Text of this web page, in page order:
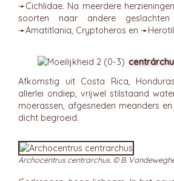
➛Cichlidae. Na meerdere
soorten naar andere
➛Amatitlania, Cryptoheros en ➛
Afkomstig uit Costa Rica,
allerlei ondiep, vrijwel stilstaand
moerassen, afgesneden meanders
dicht begroeid.
Archocentrus centrarchus. © B.